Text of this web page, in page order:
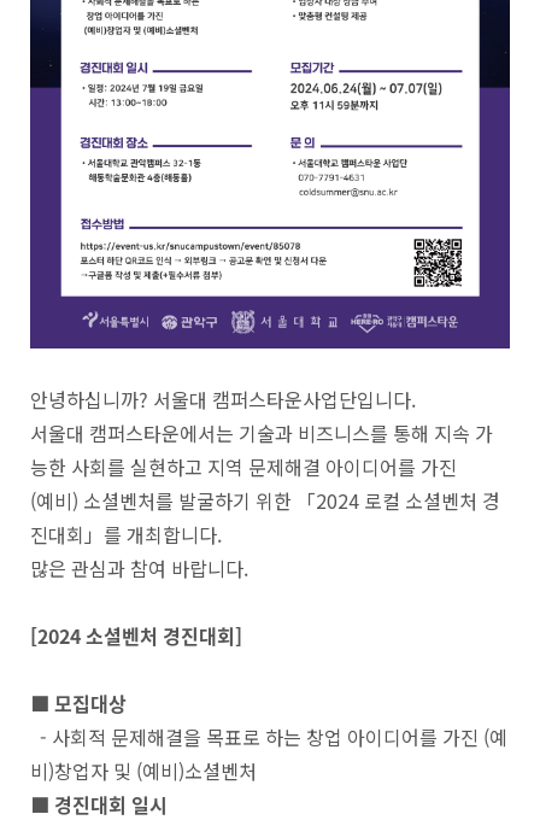
안녕하십니까? 서울대 캠퍼스타운사업단입니다.
서울대 캠퍼스타운에서는 기술과 비즈니스를 통해 지속 가
능한 사회를 실현하고 지역 문제해결 아이디어를 가진
(예비) 소셜벤처를 발굴하기 위한 「2024 로컬 소셜벤처 경
진대회」를 개최합니다.
많은 관심과 참여 바랍니다.
[2024 소셜벤처 경진대회]
■ 모집대상
- 사회적 문제해결을 목표로 하는 창업 아이디어를 가진 (예
비)창업자 및 (예비)소셜벤처
■ 경진대회 일시